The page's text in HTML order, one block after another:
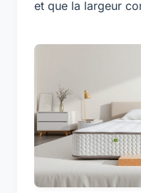
et que la largeur